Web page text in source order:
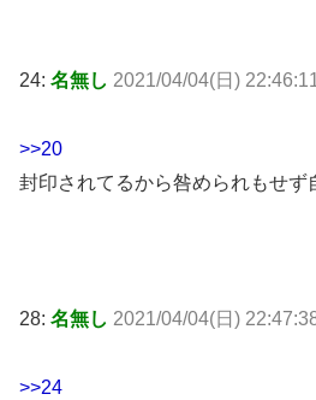
24: 名無し 2021/04/04(日)
>>20
封印されてるから咎められもせず
28: 名無し 2021/04/04(日)
>>24